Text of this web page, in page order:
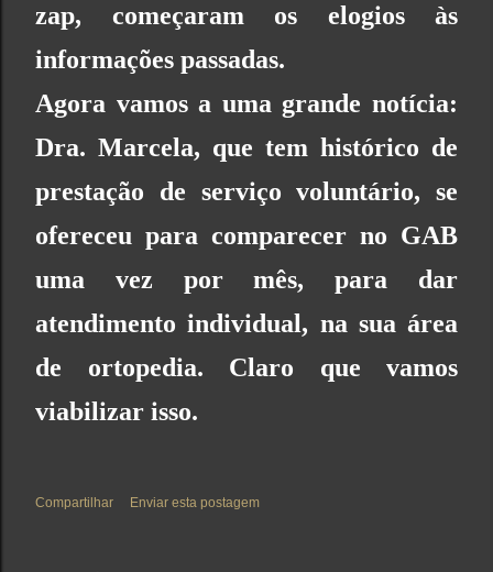
zap, começaram os elogios às
informações passadas.
Agora vamos a uma grande notícia:
Dra. Marcela, que tem histórico de
prestação de serviço voluntário, se
ofereceu para comparecer no GAB
uma vez por mês, para dar
atendimento individual, na sua área
de ortopedia. Claro que vamos
viabilizar isso.
Compartilhar Enviar esta postagem